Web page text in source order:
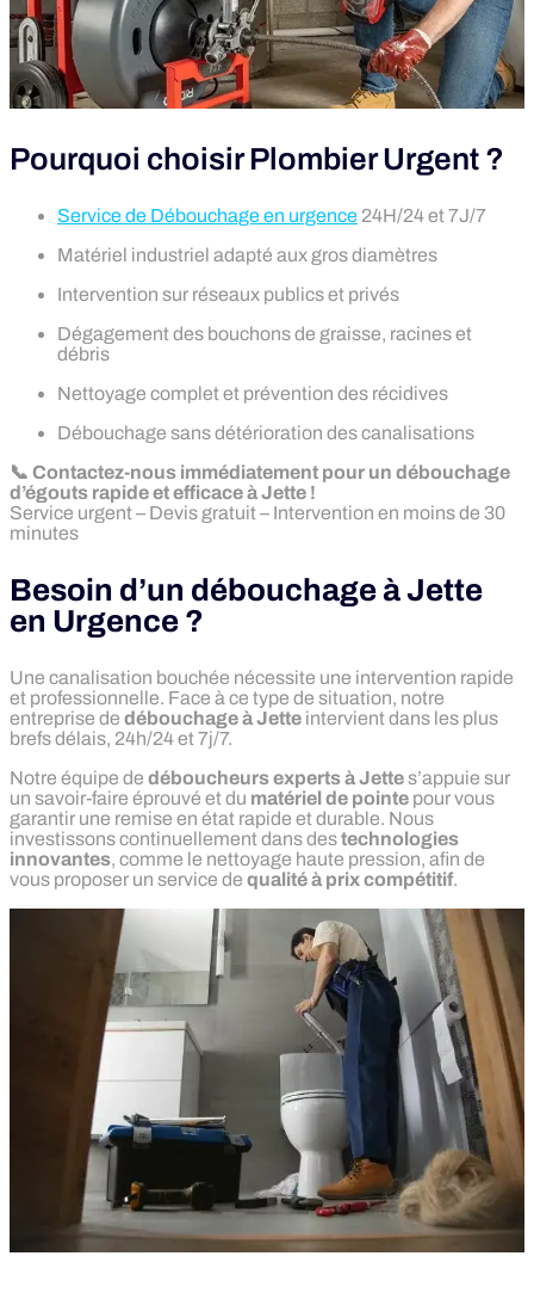
Pourquoi choisir Plombier Urgent ?
Service de Débouchage en urgence 24H/24 et 7J/7
Matériel industriel adapté aux gros diamètres
Intervention sur réseaux publics et privés
Dégagement des bouchons de graisse, racines et
débris
Nettoyage complet et prévention des récidives
Débouchage sans détérioration des canalisations
📞 Contactez-nous immédiatement pour un débouchage
d’égouts rapide et efficace à Jette !
Service urgent – Devis gratuit – Intervention en moins de 30
minutes
Besoin d’un débouchage à Jette
en Urgence ?
Une canalisation bouchée nécessite une intervention rapide
et professionnelle. Face à ce type de situation, notre
entreprise de débouchage à Jette intervient dans les plus
brefs délais, 24h/24 et 7j/7.
Notre équipe de déboucheurs experts à Jettes’appuie sur
un savoir-faire éprouvé et du matériel de pointe pour vous
garantir une remise en état rapide et durable. Nous
investissons continuellement dans destechnologies
innovantes, comme le nettoyage haute pression, afin de
vous proposer un service de qualité à prix compétitif.